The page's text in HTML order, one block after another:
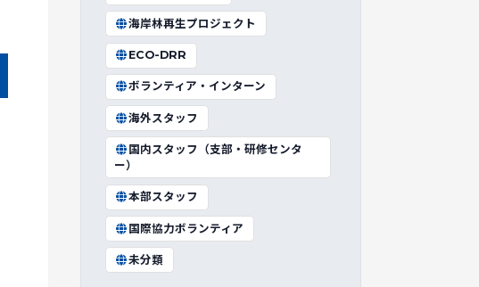
海岸林再生プロジェクト
ECO-DRR
ボランティア・インターン
海外スタッフ
国内スタッフ（支部・研修センタ
ー）
本部スタッフ
国際協力ボランティア
未分類